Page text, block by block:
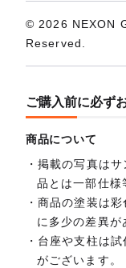
© 2026 NEXON
Reserved.
ご購入前に必ず
商品について
掲載の写真は
品とは一部仕様
商品の塗装は彩
に多少の差異が
台座や支柱は
がございます。